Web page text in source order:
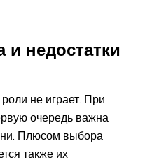
недостатки
не играет. При
очередь важна
Плюсом выбора
также их